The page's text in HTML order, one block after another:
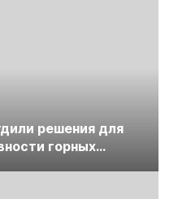
решения для
горных